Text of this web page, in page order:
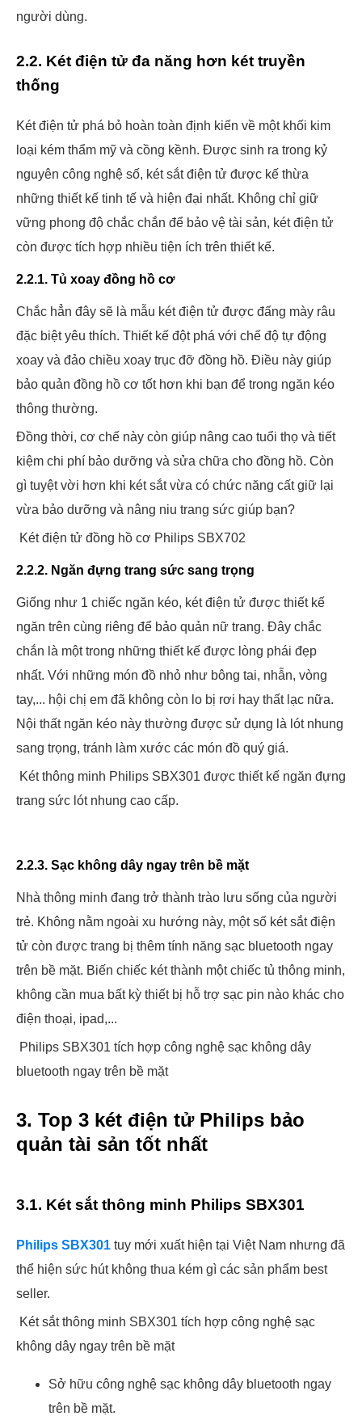
người dùng.
2.2. Két điện tử đa năng hơn két truyền
thống
Két điện tử phá bỏ hoàn toàn định kiến về một khối kim
loại kém thẩm mỹ và cồng kềnh. Được sinh ra trong kỷ
nguyên công nghệ số, két sắt điện tử được kế thừa
những thiết kế tinh tế và hiện đại nhất. Không chỉ giữ
vững phong độ chắc chắn để bảo vệ tài sản, két điện tử
còn được tích hợp nhiều tiện ích trên thiết kế.
2.2.1. Tủ xoay đồng hồ cơ
Chắc hẳn đây sẽ là mẫu két điện tử được đấng mày râu
đặc biệt yêu thích. Thiết kế đột phá với chế độ tự động
xoay và đảo chiều xoay trục đỡ đồng hồ. Điều này giúp
bảo quản đồng hồ cơ tốt hơn khi bạn để trong ngăn kéo
thông thường.
Đồng thời, cơ chế này còn giúp nâng cao tuổi thọ và tiết
kiệm chi phí bảo dưỡng và sửa chữa cho đồng hồ. Còn
gì tuyệt vời hơn khi két sắt vừa có chức năng cất giữ lại
vừa bảo dưỡng và nâng niu trang sức giúp bạn?
Két điện tử đồng hồ cơ Philips SBX702
2.2.2. Ngăn đựng trang sức sang trọng
Giống như 1 chiếc ngăn kéo, két điện tử được thiết kế
ngăn trên cùng riêng để bảo quản nữ trang. Đây chắc
chắn là một trong những thiết kế được lòng phái đẹp
nhất. Với những món đồ nhỏ như bông tai, nhẫn, vòng
tay,... hội chị em đã không còn lo bị rơi hay thất lạc nữa.
Nội thất ngăn kéo này thường được sử dụng là lót nhung
sang trọng, tránh làm xước các món đồ quý giá.
Két thông minh Philips SBX301 được thiết kế ngăn đựng
trang sức lót nhung cao cấp.
2.2.3. Sạc không dây ngay trên bề mặt
Nhà thông minh đang trở thành trào lưu sống của người
trẻ. Không nằm ngoài xu hướng này, một số két sắt điện
tử còn được trang bị thêm tính năng sạc bluetooth ngay
trên bề mặt. Biến chiếc két thành một chiếc tủ thông minh,
không cần mua bất kỳ thiết bị hỗ trợ sạc pin nào khác cho
điện thoại, ipad,...
Philips SBX301 tích hợp công nghệ sạc không dây
bluetooth ngay trên bề mặt
3. Top 3 két điện tử Philips bảo
quản tài sản tốt nhất
3.1. Két sắt thông minh Philips SBX301
Philips SBX301 tuy mới xuất hiện tại Việt Nam nhưng đã
thể hiện sức hút không thua kém gì các sản phẩm best
seller.
Két sắt thông minh SBX301 tích hợp công nghệ sạc
không dây ngay trên bề mặt
Sở hữu công nghệ sạc không dây bluetooth ngay
trên bề mặt.